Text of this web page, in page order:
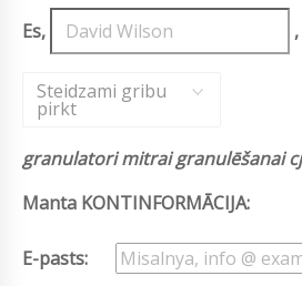
Es, ,
Steidzami gribu
pirkt
granulatori mitrai granulēšanai
Manta KONTINFORMĀCIJA:
E-pasts: